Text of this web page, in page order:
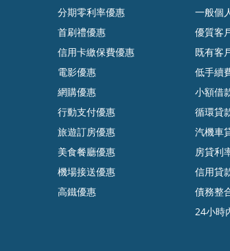
分期零利率優惠
首刷禮優惠
信用卡繳保費優惠
電影優惠
網購優惠
行動支付優惠
旅遊訂房優惠
美食餐廳優惠
機場接送優惠
高鐵優惠
一般個
優質客
既有客
低手續
小額借
循環貸
汽機車
房貸利
信用貸
債務整
24小時